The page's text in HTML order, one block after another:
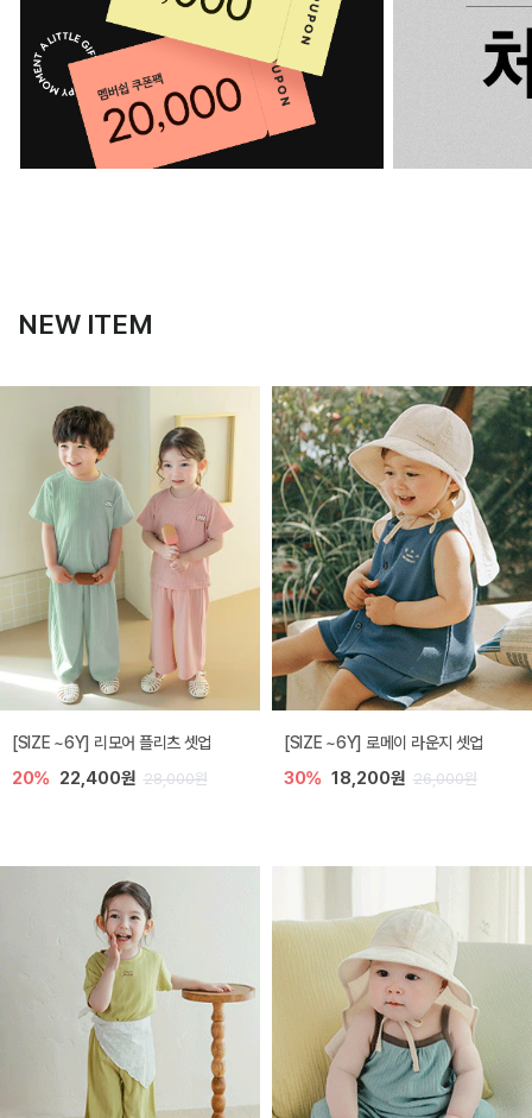
NEW ITEM
[SIZE ~6Y] 리모어 플리츠 셋업
20% 22,400원 28,000원
[SIZE ~6Y] 로메이 라운지 셋업
30% 18,200원 26,000원